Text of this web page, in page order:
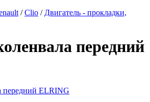
/ Clio / Двигатель - прокладки,
передний